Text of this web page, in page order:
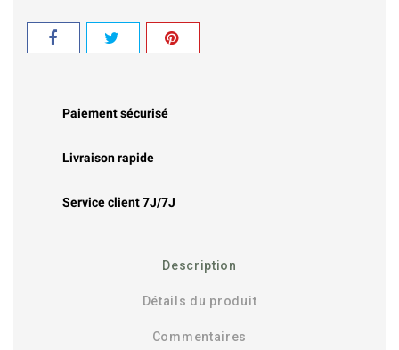
Paiement sécurisé
Livraison rapide
Service client 7J/7J
Description
Détails du produit
Commentaires